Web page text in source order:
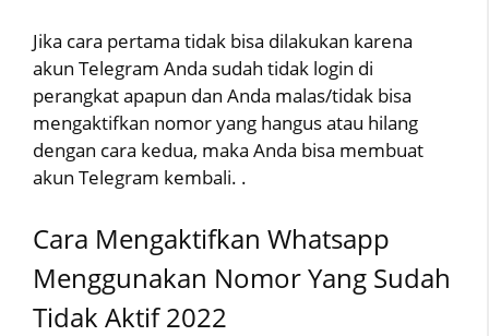
Jika cara pertama tidak bisa dilakukan karena
akun Telegram Anda sudah tidak login di
perangkat apapun dan Anda malas/tidak bisa
mengaktifkan nomor yang hangus atau hilang
dengan cara kedua, maka Anda bisa membuat
akun Telegram kembali. .
Cara Mengaktifkan Whatsapp
Menggunakan Nomor Yang Sudah
Tidak Aktif 2022